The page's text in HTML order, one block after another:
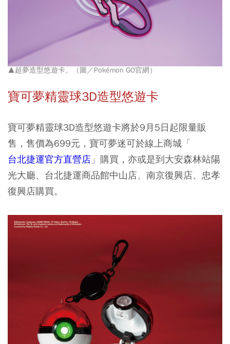
▲超夢造型悠遊卡。（圖／Pokémon GO官網）
寶可夢精靈球3D造型悠遊卡
寶可夢精靈球3D造型悠遊卡將於9月5日起限量販
售，售價為699元，寶可夢迷可於線上商城「
台北捷運官方直營店 」購買，亦或是到大安森林站陽
光大廳、台北捷運商品館中山店、南京復興店、忠孝
復興店購買。